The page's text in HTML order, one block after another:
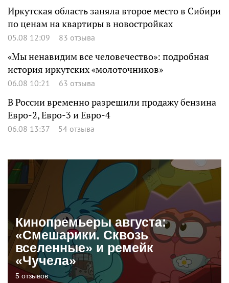
Иркутская область заняла второе место в Сибири
по ценам на квартиры в новостройках
05.08 12:09 83 отзыва
«Мы ненавидим все человечество»: подробная
история иркутских «молоточников»
06.08 10:21 63 отзыва
В России временно разрешили продажу бензина
Евро-2, Евро-3 и Евро-4
06.08 13:37 54 отзыва
Кинопремьеры августа:
«Смешарики. Сквозь
вселенные» и ремейк
«Чучела»
5 отзывов